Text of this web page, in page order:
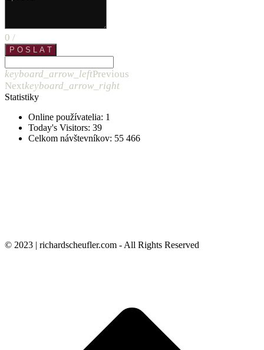
0 /
P O S L A T
keyboard_arrow_leftPrevious
Nextkeyboard_arrow_right
Statistiky
Online používatelia: 1
Today's Visitors: 39
Celkom návštevníkov: 55 466
© 2023 | richardscheufler.com - All Rights Reserved